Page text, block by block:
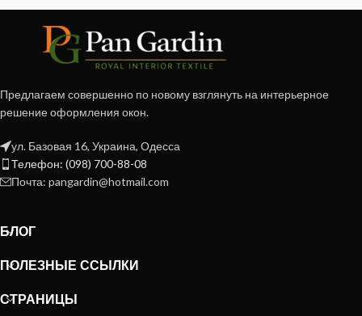
Предлагаем совершенно по новому взглянуть на интерьерное
решение оформления окон.
ул. Базовая 16, Украина, Одесса
Телефон: (098) 700-88-08
Почта: pangardin@hotmail.com
БЛОГ
ПОЛЕЗНЫЕ ССЫЛКИ
СТРАНИЦЫ